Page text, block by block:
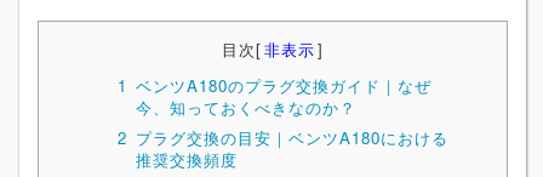
目次[非表示]
1 ベンツA180のプラグ交換ガイド｜なぜ
今、知っておくべきなのか？
2 プラグ交換の目安｜ベンツA180における
推奨交換頻度